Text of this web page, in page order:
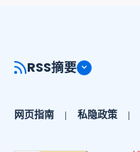
RSS摘要
网页指南 私隐政策